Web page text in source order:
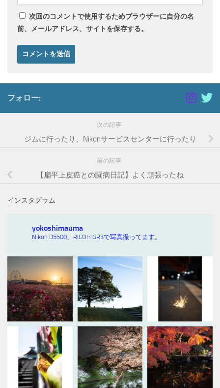
次回のコメントで使用するためブラウザーに自分の名
前、メールアドレス、サイトを保存する。
フォロー:
次の記事
ジムに行ったり、Nikonサービスセンターに行ったり
前の記事
【扁平上皮癌との闘病日記】よく頑張ったね
インスタグラム
yokoshimauma
Nikon D5500、RICOH GR3で写真撮ってます。